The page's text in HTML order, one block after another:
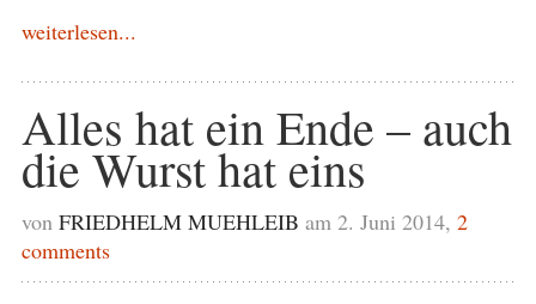
weiterlesen...
Alles hat ein Ende – auch
die Wurst hat eins
von FRIEDHELM MUEHLEIB am 2. Juni 2014, 2
comments